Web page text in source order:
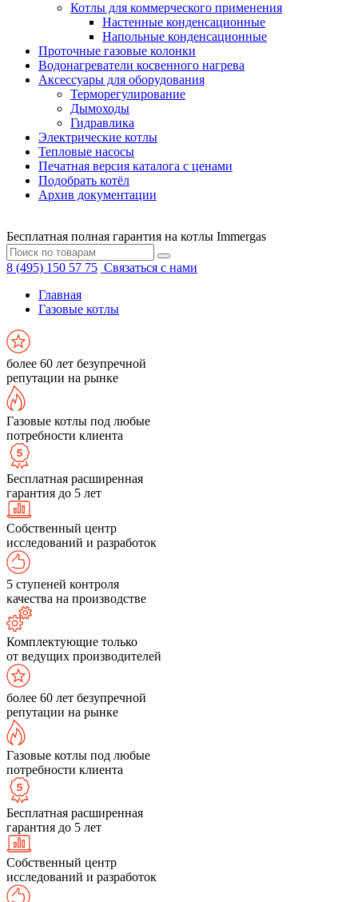
Котлы для коммерческого применения
Настенные конденсационные
Напольные конденсационные
Проточные газовые колонки
Водонагреватели косвенного нагрева
Аксессуары для оборудования
Терморегулирование
Дымоходы
Гидравлика
Электрические котлы
Тепловые насосы
Печатная версия каталога с ценами
Подобрать котёл
Архив документации
Бесплатная полная гарантия на котлы Immergas
8 (495) 150 57 75 Связаться с нами
Главная
Газовые котлы
более 60 лет безупречной
репутации на рынке
Газовые котлы под любые
потребности клиента
Бесплатная расширенная
гарантия до 5 лет
Собственный центр
исследований и разработок
5 ступеней контроля
качества на производстве
Комплектующие только
от ведущих производителей
более 60 лет безупречной
репутации на рынке
Газовые котлы под любые
потребности клиента
Бесплатная расширенная
гарантия до 5 лет
Собственный центр
исследований и разработок